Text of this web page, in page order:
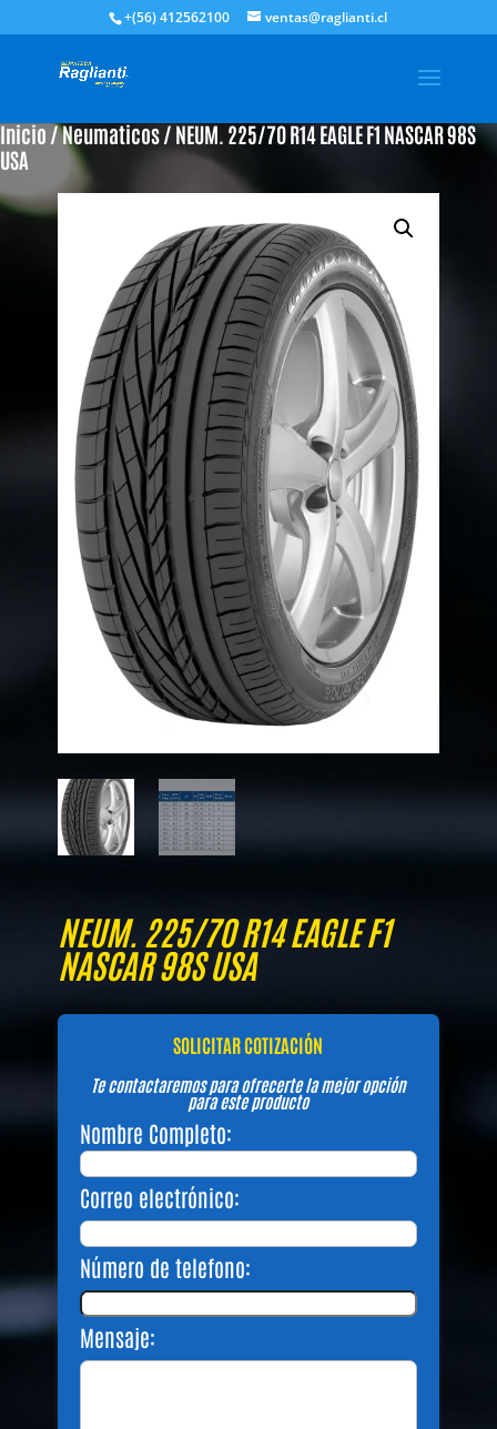
+(56) 412562100 ventas@raglianti.cl
Inicio /Neumaticos/ NEUM. 225/70 R14 EAGLE F1 NASCAR 98S
USA
NEUM. 225/70 R14 EAGLE F1
NASCAR 98S USA
SOLICITAR COTIZACIÓN
Te contactaremos para ofrecerte la mejor opción
para este producto
Nombre Completo:
Correo electrónico:
Número de telefono:
Mensaje: